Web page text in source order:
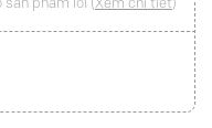
sản phẩm lỗi (Xem chi tiết)